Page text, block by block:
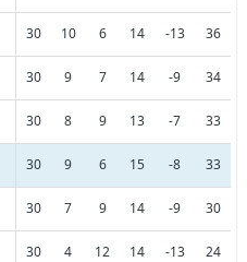
30 10 6 14 -13 36
30 9 7 14 -9 34
30 8 9 13 -7 33
30 9 6 15 -8 33
30 7 9 14 -9 30
30 4 12 14 -13 24